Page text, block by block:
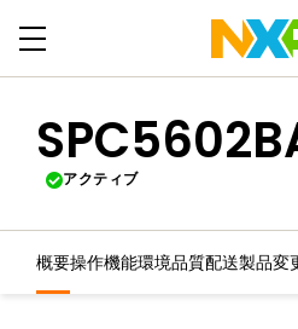
アクティブ
概要操作機能環境品質配送製品変